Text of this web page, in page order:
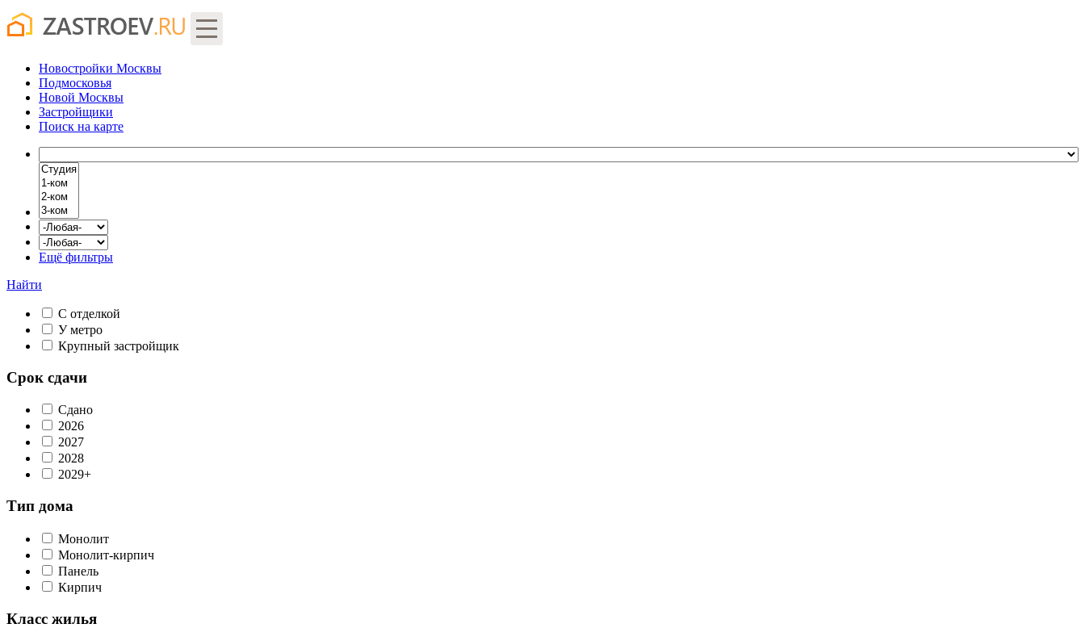
Новостройки Москвы
Подмосковья
Новой Москвы
Застройщики
Поиск на карте
Ещё фильтры
Найти
С отделкой
У метро
Крупный застройщик
Срок сдачи
Сдано
2026
2027
2028
2029+
Тип дома
Монолит
Монолит-кирпич
Панель
Кирпич
Класс жилья